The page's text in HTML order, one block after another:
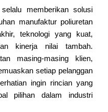
memberikan solusi
manufaktur poliuretan
teknologi yang kuat,
kinerja nilai tambah.
masing-masing klien,
setiap pelanggan
ingin rincian yang
pilihan dalam industri